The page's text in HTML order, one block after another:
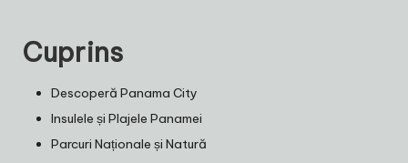
Cuprins
Descoperă Panama City
Insulele și Plajele Panamei
Parcuri Naționale și Natură